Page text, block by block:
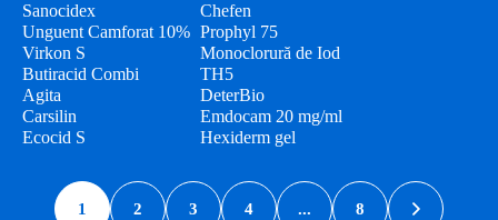
Sanocidex
Chefen
Unguent Camforat 10% Prophyl 75
Virkon S
Monoclorură de Iod
Butiracid Combi
TH5
Agita
DeterBio
Carsilin
Emdocam 20 mg/ml
Ecocid S
Hexiderm gel
1 2 3 4 ... 8